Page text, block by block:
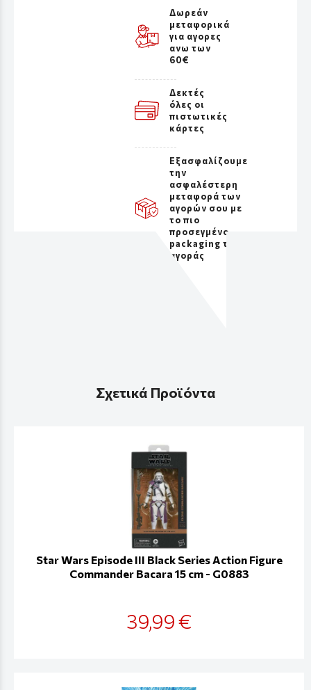
Δωρεάν
μεταφορικά
για αγορες
ανω των
60€
Δεκτές
όλες οι
πιστωτικές
κάρτες
Εξασφαλίζουμε
την
ασφαλέστερη
μεταφορά των
αγορών σου με
το πιο
προσεγμένο
packaging της
αγοράς
Σχετικά Προϊόντα
Star Wars Episode III Black Series Action Figure
Commander Bacara 15 cm - G0883
39,99 €